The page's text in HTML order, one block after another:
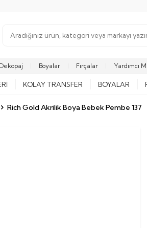
Boyalar Fırçalar Yardımcı
KOLAY TRANSFER BOYALAR
Rich Gold Akrilik Boya Bebek Pembe 137